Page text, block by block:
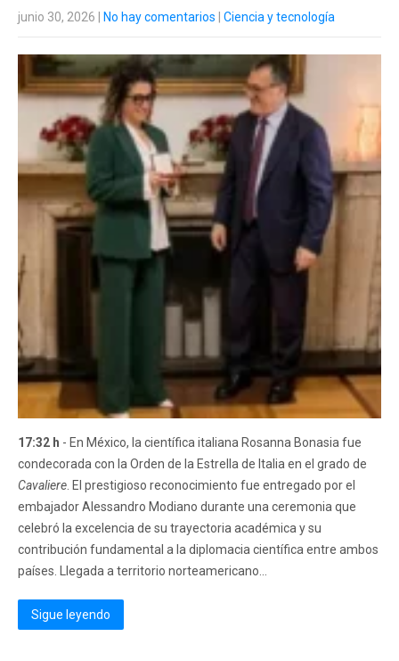
junio 30, 2026 No hay comentarios Ciencia y tecnología
17:32 h - En México, la científica italiana Rosanna Bonasia fue
condecorada con la Orden de la Estrella de Italia en el grado de
Cavaliere . El prestigioso reconocimiento fue entregado por el
embajador Alessandro Modiano durante una ceremonia que
celebró la excelencia de su trayectoria académica y su
contribución fundamental a la diplomacia científica entre ambos
países. Llegada a territorio norteamericano...
Sigue leyendo